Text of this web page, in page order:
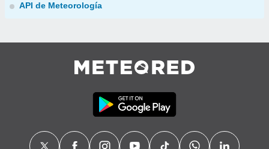
API de Meteorología